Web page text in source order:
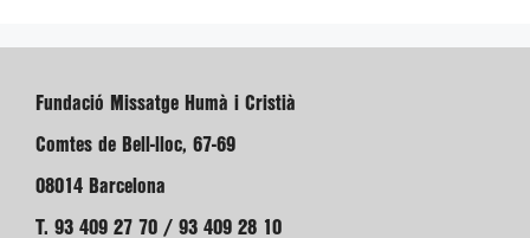
Fundació Missatge Humà i Cristià
Comtes de Bell-lloc, 67-69
08014 Barcelona
T. 93 409 27 70 / 93 409 28 10